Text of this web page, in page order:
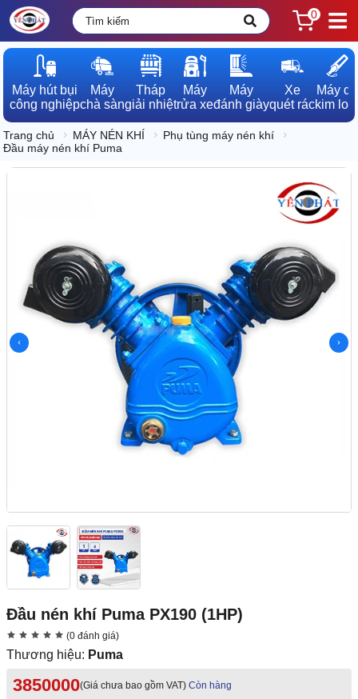
0
Máy hút bụi
công nghiệp
Máy
chà sàn
Tháp
giải nhiệt
Máy
rửa xe
Máy
đánh giày
Xe
quét rác
Máy dò
kim loại
Trang chủ MÁY NÉN KHÍ
Phụ tùng máy nén khí
Đầu máy nén khí Puma
Đầu nén khí Puma PX190 (1HP)
(0 đánh giá)
Thương hiệu: Puma
3850000(Giá chưa bao gồm VAT) Còn hàng